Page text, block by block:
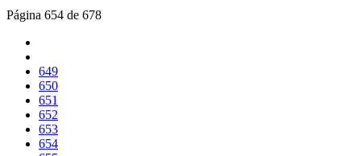
Página 654 de 678
649
650
651
652
653
654